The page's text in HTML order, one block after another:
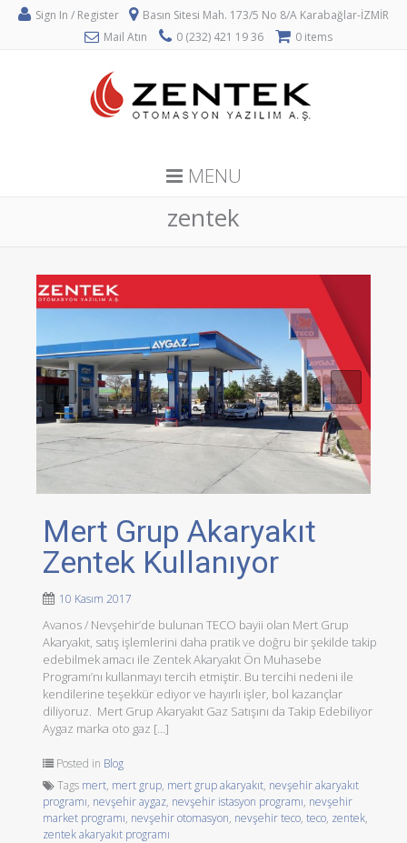
Sign In / Register
Basın Sitesi Mah. 173/5 No 8/A Karabağlar-İZMİR
Mail Atın
0 (232) 421 19 36 0 items
MENU
zentek
Mert Grup Akaryakıt
Zentek Kullanıyor
10 Kasım 2017
Avanos / Nevşehir’de bulunan TECO bayii olan Mert Grup
Akaryakıt, satış işlemlerini daha pratik ve doğru bir şekilde takip
edebilmek amacı ile Zentek Akaryakıt Ön Muhasebe
Programı’nı kullanmayı tercih etmiştir. Bu tercihi nedeni ile
kendilerine teşekkür ediyor ve hayırlı işler, bol kazançlar
diliyoruz. Mert Grup Akaryakıt Gaz Satışını da Takip Edebiliyor
Aygaz marka oto gaz […]
Posted in Blog
Tags mert, mert grup, mert grup akaryakıt, nevşehir akaryakıt
programı, nevşehir aygaz, nevşehir istasyon programı, nevşehir
market programı, nevşehir otomasyon, nevşehir teco,teco, zentek,
zentek akaryakıt programı